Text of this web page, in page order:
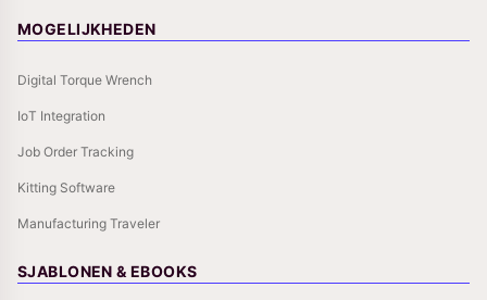
MOGELIJKHEDEN
Digital Torque Wrench
IoT Integration
Job Order Tracking
Kitting Software
Manufacturing Traveler
SJABLONEN & EBOOKS